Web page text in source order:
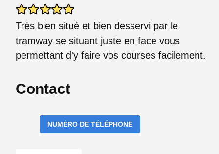
Très bien situé et bien desservi par le
tramway se situant juste en face vous
permettant d'y faire vos courses facilement.
Contact
NUMÉRO DE TÉLÉPHONE